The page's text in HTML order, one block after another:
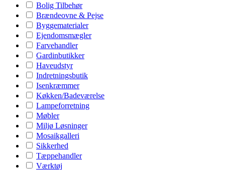
Bolig Tilbehør
Brændeovne & Pejse
Byggematerialer
Ejendomsmægler
Farvehandler
Gardinbutikker
Haveudstyr
Indretningsbutik
Isenkræmmer
Køkken/Badeværelse
Lampeforretning
Møbler
Miljø Løsninger
Mosaikgalleri
Sikkerhed
Tæppehandler
Værktøj